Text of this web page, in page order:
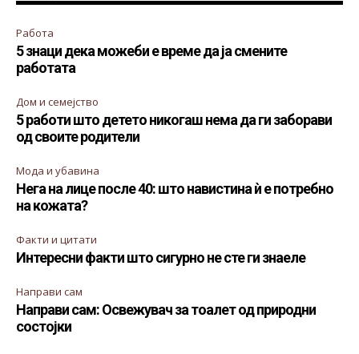
Работа
5 знаци дека можеби е време да ја смените
работата
Дом и семејство
5 работи што детето никогаш нема да ги заборави
од своите родители
Мода и убавина
Нега на лице после 40: што навистина ѝ е потребно
на кожата?
Факти и цитати
Интересни факти што сигурно не сте ги знаеле
Направи сам
Направи сам: Освежувач за тоалет од природни
состојки